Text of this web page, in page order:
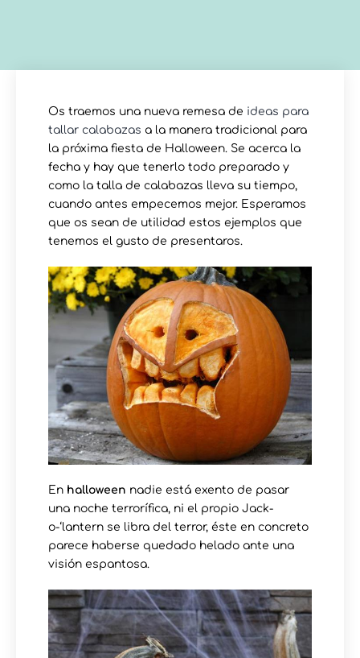
Os traemos una nueva remesa de ideas para
tallar calabazas a la manera tradicional para
la próxima fiesta de Halloween. Se acerca la
fecha y hay que tenerlo todo preparado y
como la talla de calabazas lleva su tiempo,
cuando antes empecemos mejor. Esperamos
que os sean de utilidad estos ejemplos que
tenemos el gusto de presentaros.
En halloween nadie está exento de pasar
una noche terrorífica, ni el propio Jack-
o-‘lantern se libra del terror, éste en concreto
parece haberse quedado helado ante una
visión espantosa.